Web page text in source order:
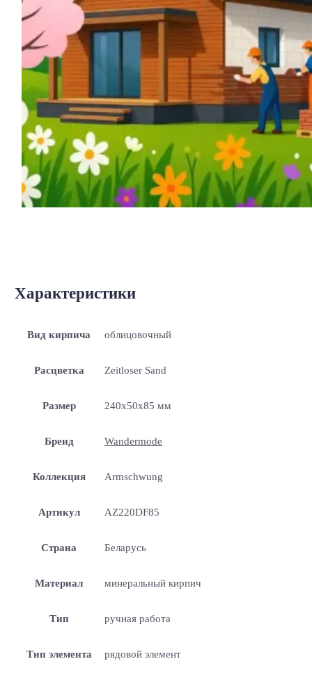
Характеристики
Вид кирпича облицовочный
Расцветка Zeitloser Sand
Размер 240x50x85 мм
Бренд Wandermode
Коллекция Armschwung
Артикул AZ220DF85
Страна Беларусь
Материал минеральный кирпич
Тип ручная работа
Тип элемента рядовой элемент